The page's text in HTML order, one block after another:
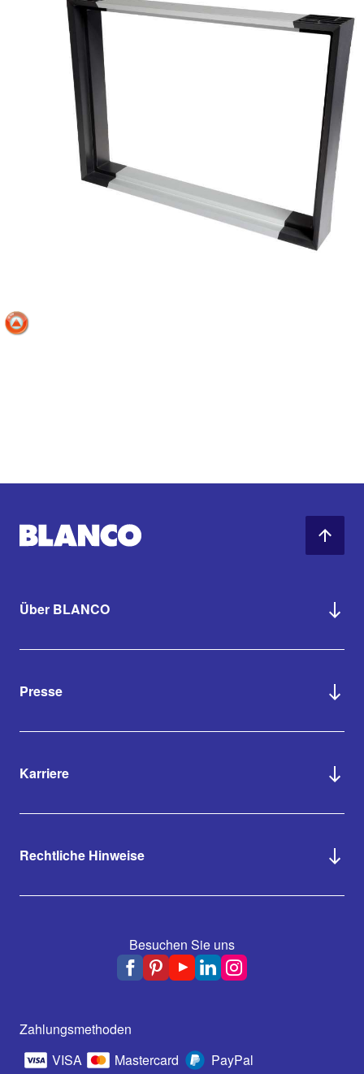
Über BLANCO
Presse
Karriere
Rechtliche Hinweise
Besuchen Sie uns
Zahlungsmethoden
VISA
Mastercard
PayPal